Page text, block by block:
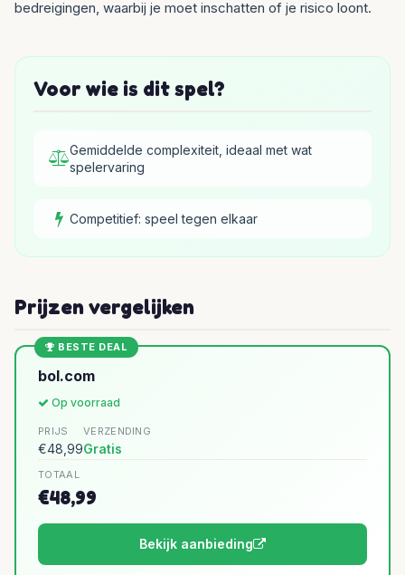
bedreigingen, waarbij je moet inschatten of je risico loont.
Voor wie is dit spel?
Gemiddelde complexiteit, ideaal met wat
spelervaring
Competitief: speel tegen elkaar
Prijzen vergelijken
BESTE DEAL
bol.com
Op voorraad
PRIJS
€48,99
VERZENDING
Gratis
TOTAAL
€48,99
Bekijk aanbieding